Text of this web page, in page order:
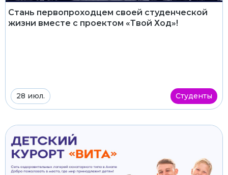
Стань первопроходцем своей студенческой
жизни вместе с проектом «Твой Ход»!
28 июл. Студенты